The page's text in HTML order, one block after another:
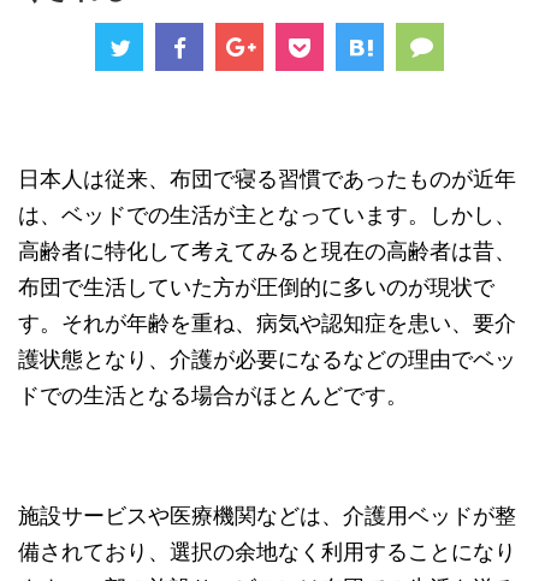
日本人は従来、布団で寝る習慣であったものが近年
は、ベッドでの生活が主となっています。しかし、
高齢者に特化して考えてみると現在の高齢者は昔、
布団で生活していた方が圧倒的に多いのが現状で
す。それが年齢を重ね、病気や認知症を患い、要介
護状態となり、介護が必要になるなどの理由でベッ
ドでの生活となる場合がほとんどです。
施設サービスや医療機関などは、介護用ベッドが整
備されており、選択の余地なく利用することになり